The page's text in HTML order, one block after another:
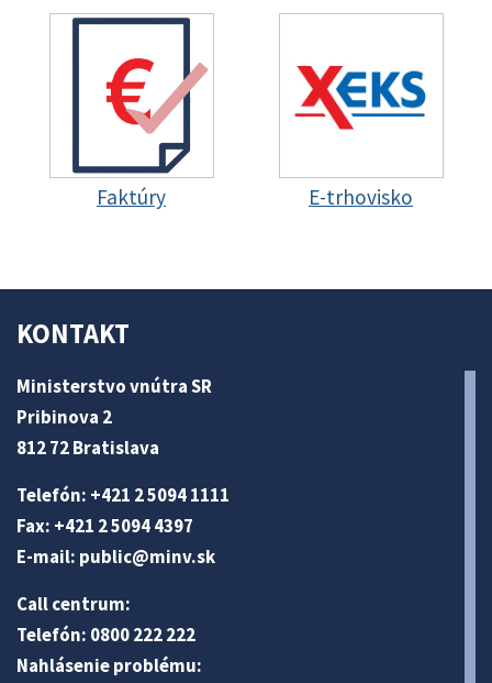
Faktúry E-trhovisko
KONTAKT
Ministerstvo vnútra SR
Pribinova 2
812 72 Bratislava
Telefón: +421 2 5094 1111
Fax: +421 2 5094 4397
E-mail: public@minv.sk
Call centrum:
Telefón: 0800 222 222
Nahlásenie problému: